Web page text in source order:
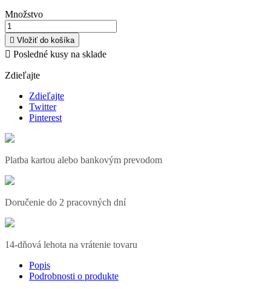
Množstvo
 Vložiť do košíka
 Posledné kusy na sklade
Zdieľajte
Zdieľajte
Twitter
Pinterest
Platba kartou alebo bankovým prevodom
Doručenie do 2 pracovných dní
14-dňová lehota na vrátenie tovaru
Popis
Podrobnosti o produkte